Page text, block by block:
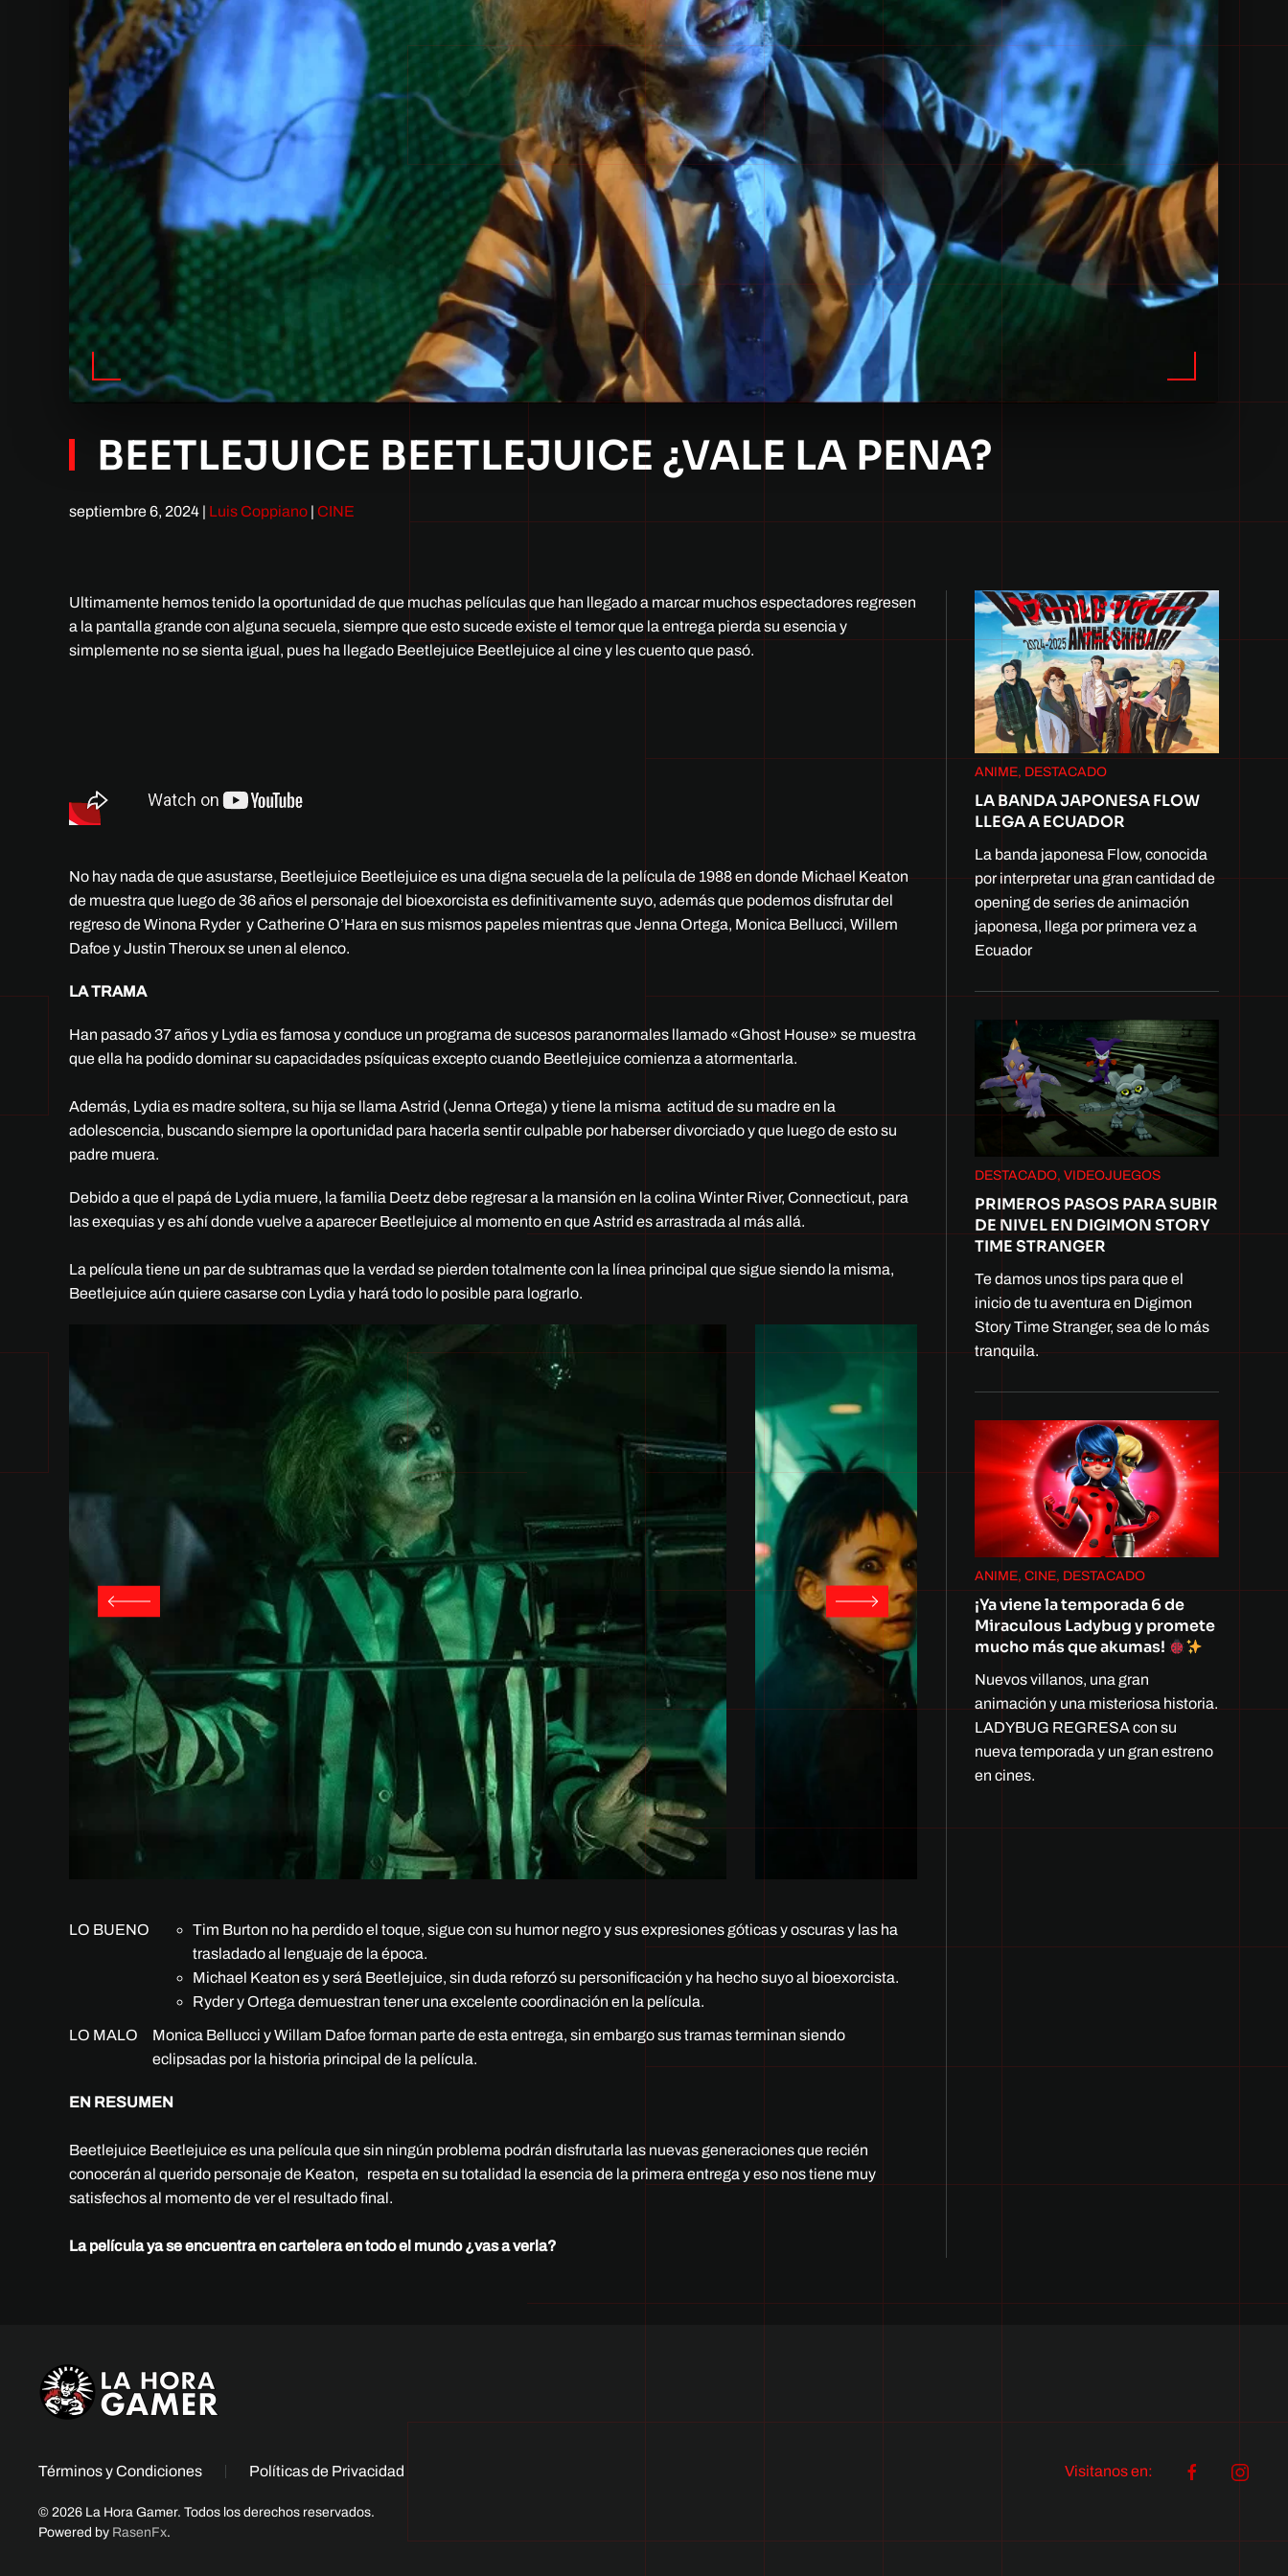
BEETLEJUICE BEETLEJUICE ¿VALE LA PENA?
septiembre 6, 2024 | Luis Coppiano | CINE
Ultimamente hemos tenido la oportunidad de que muchas películas que han llegado a marcar muchos espectadores regresen
a la pantalla grande con alguna secuela, siempre que esto sucede existe el temor que la entrega pierda su esencia y
simplemente no se sienta igual, pues ha llegado Beetlejuice Beetlejuice al cine y les cuento que pasó.
No hay nada de que asustarse, Beetlejuice Beetlejuice es una digna secuela de la película de 1988 en donde Michael Keaton
de muestra que luego de 36 años el personaje del bioexorcista es definitivamente suyo, además que podemos disfrutar del
regreso de Winona Ryder y Catherine O’Hara en sus mismos papeles mientras que Jenna Ortega, Monica Bellucci, Willem
Dafoe y Justin Theroux se unen al elenco.
LA TRAMA
Han pasado 37 años y Lydia es famosa y conduce un programa de sucesos paranormales llamado «Ghost House» se muestra
que ella ha podido dominar su capacidades psíquicas excepto cuando Beetlejuice comienza a atormentarla.
Además, Lydia es madre soltera, su hija se llama Astrid (Jenna Ortega) y tiene la misma actitud de su madre en la
adolescencia, buscando siempre la oportunidad para hacerla sentir culpable por haberser divorciado y que luego de esto su
padre muera.
Debido a que el papá de Lydia muere, la familia Deetz debe regresar a la mansión en la colina Winter River, Connecticut, para
las exequias y es ahí donde vuelve a aparecer Beetlejuice al momento en que Astrid es arrastrada al más allá.
La película tiene un par de subtramas que la verdad se pierden totalmente con la línea principal que sigue siendo la misma,
Beetlejuice aún quiere casarse con Lydia y hará todo lo posible para lograrlo.
LO BUENO
Tim Burton no ha perdido el toque, sigue con su humor negro y sus expresiones góticas y oscuras y las ha
trasladado al lenguaje de la época.
Michael Keaton es y será Beetlejuice, sin duda reforzó su personificación y ha hecho suyo al bioexorcista.
Ryder y Ortega demuestran tener una excelente coordinación en la película.
LO MALO
Monica Bellucci y Willam Dafoe forman parte de esta entrega, sin embargo sus tramas terminan siendo
eclipsadas por la historia principal de la película.
EN RESUMEN
Beetlejuice Beetlejuice es una película que sin ningún problema podrán disfrutarla las nuevas generaciones que recién
conocerán al querido personaje de Keaton, respeta en su totalidad la esencia de la primera entrega y eso nos tiene muy
satisfechos al momento de ver el resultado final.
La película ya se encuentra en cartelera en todo el mundo ¿vas a verla?
ANIME, DESTACADO
LA BANDA JAPONESA FLOW
LLEGA A ECUADOR
La banda japonesa Flow, conocida
por interpretar una gran cantidad de
opening de series de animación
japonesa, llega por primera vez a
Ecuador
DESTACADO, VIDEOJUEGOS
PRIMEROS PASOS PARA SUBIR
DE NIVEL EN DIGIMON STORY
TIME STRANGER
Te damos unos tips para que el
inicio de tu aventura en Digimon
Story Time Stranger, sea de lo más
tranquila.
ANIME, CINE, DESTACADO
¡Ya viene la temporada 6 de
Miraculous Ladybug y promete
mucho más que akumas!
Nuevos villanos, una gran
animación y una misteriosa historia.
LADYBUG REGRESA con su
nueva temporada y un gran estreno
en cines.
Términos y Condiciones Políticas de Privacidad Visitanos en:
© 2026 La Hora Gamer. Todos los derechos reservados.
Powered by RasenFx.